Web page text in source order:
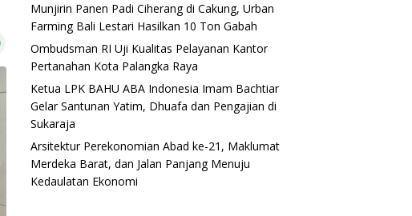
Munjirin Panen Padi Ciherang di Cakung, Urban
Farming Bali Lestari Hasilkan 10 Ton Gabah
Ombudsman RI Uji Kualitas Pelayanan Kantor
Pertanahan Kota Palangka Raya
Ketua LPK BAHU ABA Indonesia Imam Bachtiar
Gelar Santunan Yatim, Dhuafa dan Pengajian di
Sukaraja
Arsitektur Perekonomian Abad ke-21, Maklumat
Merdeka Barat, dan Jalan Panjang Menuju
Kedaulatan Ekonomi